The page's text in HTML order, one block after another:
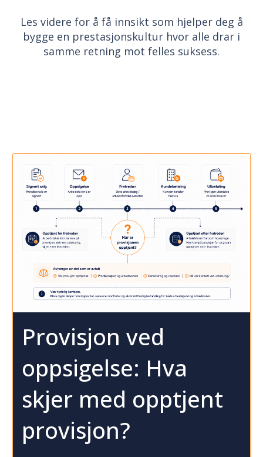
Les videre for å få innsikt som hjelper deg å
bygge en prestasjonskultur hvor alle drar i
samme retning mot felles suksess.
Provisjon ved
oppsigelse: Hva
skjer med opptjent
provisjon?